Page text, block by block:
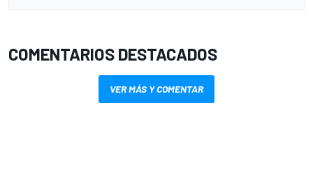
COMENTARIOS DESTACADOS
VER MÁS Y COMENTAR